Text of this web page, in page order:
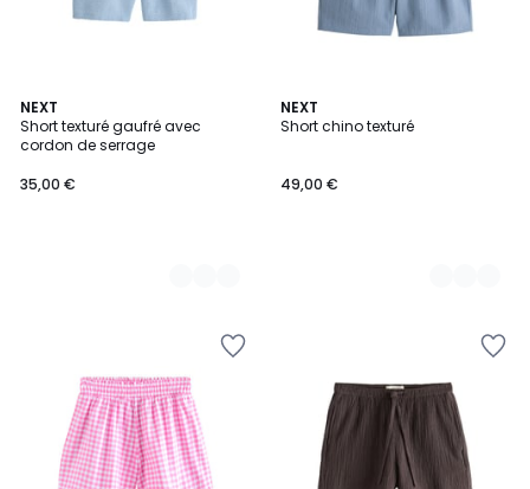
NEXT
Short texturé gaufré avec
cordon de serrage
35,00 €
2
Couleurs
NEXT
Short chino texturé
49,00 €
2
Couleurs